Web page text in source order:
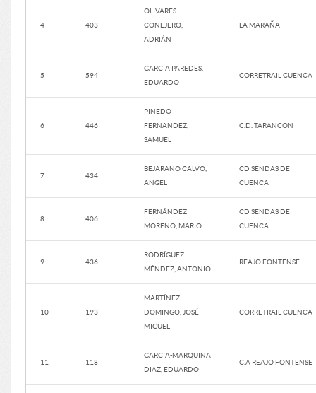
4 403
OLIVARES
CONEJERO,
ADRIÁN
LA MARAÑA
5 594
GARCIA PAREDES,
EDUARDO
CORRETRAIL CUENCA
6 446
PINEDO
FERNANDEZ,
SAMUEL
C.D. TARANCON
7 434
BEJARANO CALVO,
ANGEL
CD SENDAS DE
CUENCA
8 406
FERNÁNDEZ
MORENO, MARIO
CD SENDAS DE
CUENCA
9 436
RODRÍGUEZ
MÉNDEZ, ANTONIO
REAJO FONTENSE
10 193
MARTÍNEZ
DOMINGO, JOSÉ
MIGUEL
CORRETRAIL CUENCA
11 118
GARCIA-MARQUINA
DIAZ, EDUARDO
C.A REAJO FONTENSE